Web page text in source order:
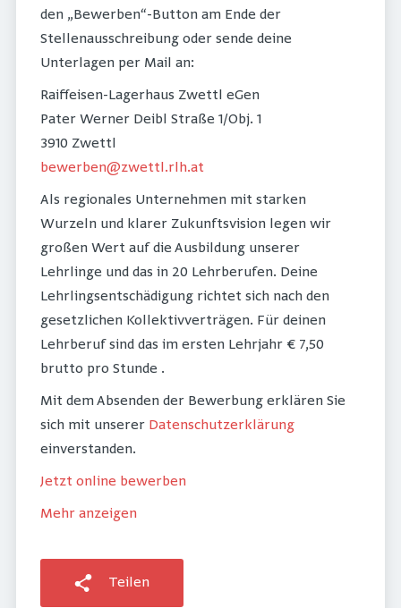
den „Bewerben“-Button am Ende der
Stellenausschreibung oder sende deine
Unterlagen per Mail an:
Raiffeisen-Lagerhaus Zwettl eGen
Pater Werner Deibl Straße 1/Obj. 1
3910 Zwettl
bewerben@zwettl.rlh.at
Als regionales Unternehmen mit starken
Wurzeln und klarer Zukunftsvision legen wir
großen Wert auf die Ausbildung unserer
Lehrlinge und das in 20 Lehrberufen. Deine
Lehrlingsentschädigung richtet sich nach den
gesetzlichen Kollektivverträgen. Für deinen
Lehrberuf sind das im ersten Lehrjahr € 7,50
brutto pro Stunde .
Mit dem Absenden der Bewerbung erklären Sie
sich mit unserer Datenschutzerklärung
einverstanden.
Jetzt online bewerben
Mehr anzeigen
Teilen